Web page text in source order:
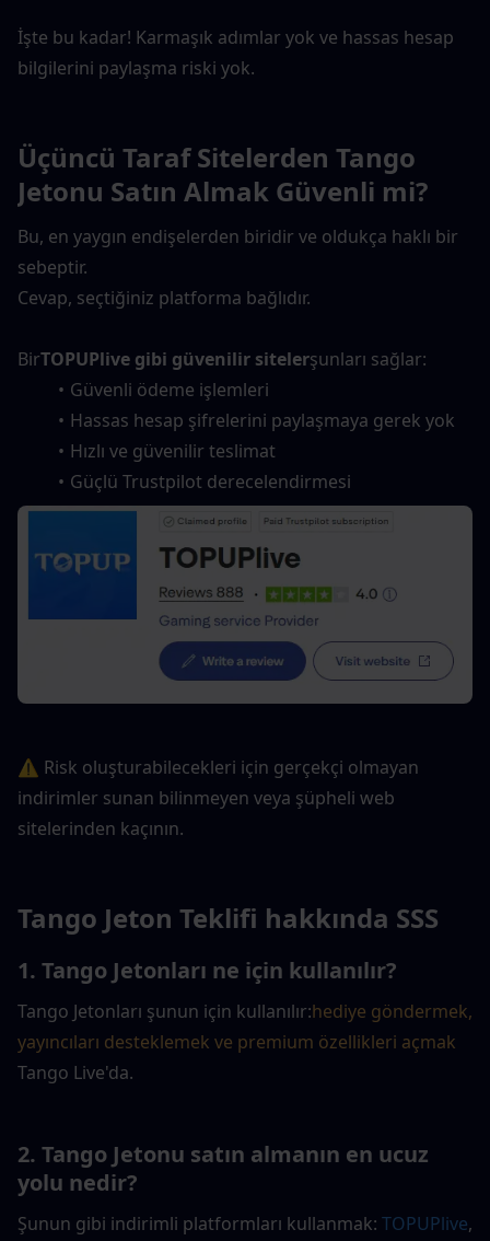
İşte bu kadar! Karmaşık adımlar yok ve hassas hesap
bilgilerini paylaşma riski yok.
Üçüncü Taraf Sitelerden Tango
Jetonu Satın Almak Güvenli mi?
Bu, en yaygın endişelerden biridir ve oldukça haklı bir
sebeptir.
Cevap, seçtiğiniz platforma bağlıdır.
BirTOPUPlive gibi güvenilir sitelerşunları sağlar:
Güvenli ödeme işlemleri
Hassas hesap şifrelerini paylaşmaya gerek yok
Hızlı ve güvenilir teslimat
Güçlü Trustpilot derecelendirmesi
⚠️ Risk oluşturabilecekleri için gerçekçi olmayan
indirimler sunan bilinmeyen veya şüpheli web
sitelerinden kaçının.
Tango Jeton Teklifi hakkında SSS
1. Tango Jetonları ne için kullanılır?
Tango Jetonları şunun için kullanılır:hediye göndermek,
yayıncıları desteklemek ve premium özellikleri açmak
Tango Live'da.
2. Tango Jetonu satın almanın en ucuz
yolu nedir?
Şunun gibi indirimli platformları kullanmak: TOPUPlive,